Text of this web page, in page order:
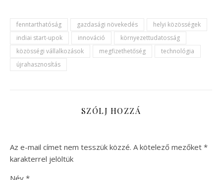
fenntarthatóság gazdasági növekedés
helyi közösségek
indiai start-upok
innováció
környezettudatosság
közösségi vállalkozások
megfizethetőség
technológia
újrahasznosítás
SZÓLJ HOZZÁ
Az e-mail címet nem tesszük közzé. A kötelező mezőket *
karakterrel jelöltük
Név *